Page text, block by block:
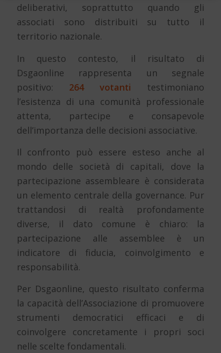
deliberativi, soprattutto quando gli
associati sono distribuiti su tutto il
territorio nazionale.
In questo contesto, il risultato di
Dsgaonline rappresenta un segnale
positivo: 264 votanti testimoniano
l’esistenza di una comunità professionale
attenta, partecipe e consapevole
dell’importanza delle decisioni associative.
Il confronto può essere esteso anche al
mondo delle società di capitali, dove la
partecipazione assembleare è considerata
un elemento centrale della governance. Pur
trattandosi di realtà profondamente
diverse, il dato comune è chiaro: la
partecipazione alle assemblee è un
indicatore di fiducia, coinvolgimento e
responsabilità.
Per Dsgaonline, questo risultato conferma
la capacità dell’Associazione di promuovere
strumenti democratici efficaci e di
coinvolgere concretamente i propri soci
nelle scelte fondamentali.